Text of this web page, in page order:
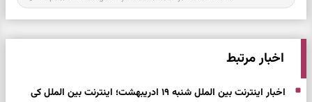
اخبار مرتبط
اخبار اینترنت بین الملل شنبه ۱۹ ادریبهشت؛ اینترنت بین الملل کی